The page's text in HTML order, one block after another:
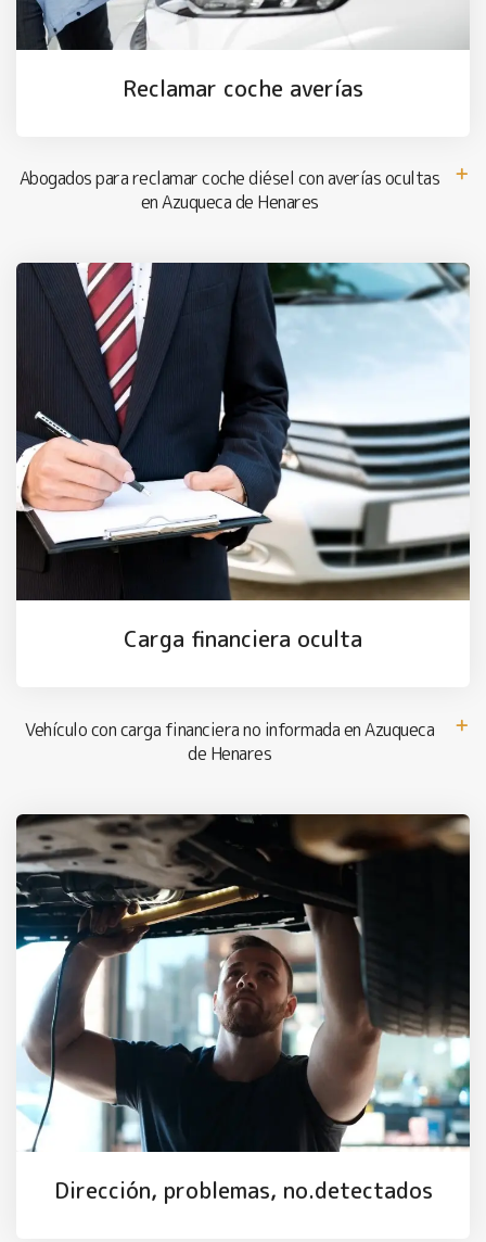
Reclamar coche averías
Abogados para reclamar coche diésel con averías ocultas
en Azuqueca de Henares
Carga financiera oculta
Vehículo con carga financiera no informada en Azuqueca
de Henares
Dirección, problemas, no.detectados